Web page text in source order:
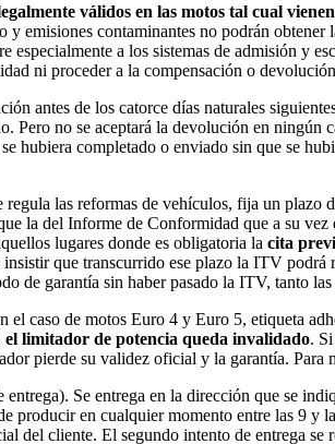
válidos en las motos tal cual
emisiones contaminantes no podrán
a los sistemas de admisión y
ni proceder a la compensación o
antes de los catorce días naturales
Pero no se aceptará la devolución en
completado o enviado sin que se
las reformas de vehículos, fija un plazo
la del Informe de Conformidad que a su
lugares donde es obligatoria la cita
que transcurrido ese plazo la ITV podrá
de garantía sin haber pasado la ITV, tanto
caso de motos Euro 4 y Euro 5, etiqueta
el limitador de potencia queda invalidado.
pierde su validez oficial y la garantía. Para
entrega). Se entrega en la dirección que se
producir en cualquier momento entre las 9 y
del cliente. El segundo intento de entrega